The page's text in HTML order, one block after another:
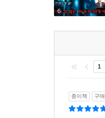
6
1
종이책 구매